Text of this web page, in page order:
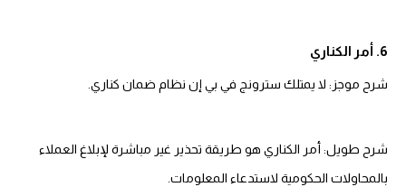
6. أمر الكناري
شرح موجز: لا يمتلك سترونج في بي إن نظام ضمان كناري.
شرح طويل: أمر الكناري هو طريقة تحذير غير مباشرة لإبلاغ العملاء
بالمحاولات الحكومية لاستدعاء المعلومات.